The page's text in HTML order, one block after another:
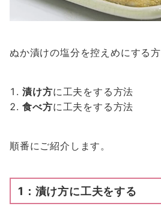
ぬか漬けの塩分を控えめにする
漬け方に工夫をする方法
食べ方に工夫をする方法
順番にご紹介します。
1：漬け方に工夫をする